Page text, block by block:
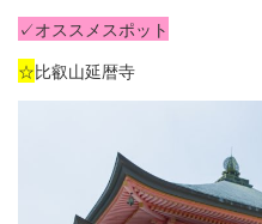
✓オススメスポット
☆比叡山延暦寺